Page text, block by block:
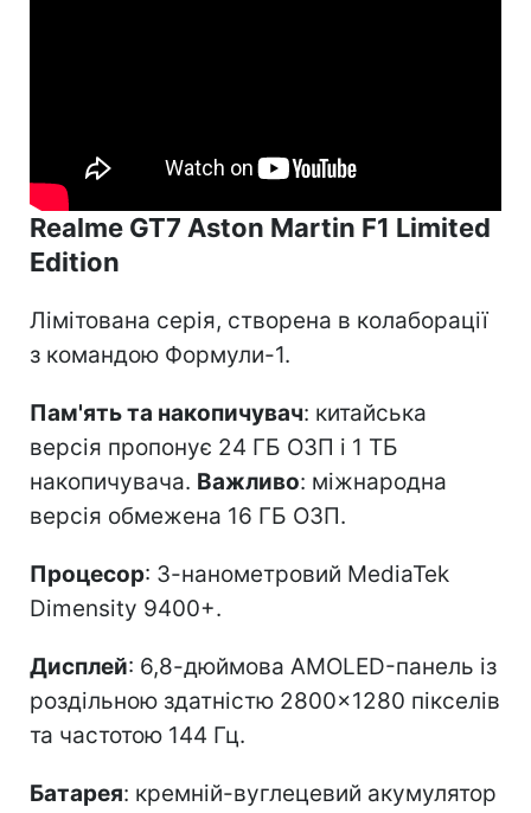
Realme GT7 Aston Martin F1 Limited
Edition
Лімітована серія, створена в колаборації
з командою Формули-1.
Пам'ять та накопичувач: китайська
версія пропонує 24 ГБ ОЗП і 1 ТБ
накопичувача. Важливо: міжнародна
версія обмежена 16 ГБ ОЗП.
Процесор: 3-нанометровий MediaTek
Dimensity 9400+.
Дисплей: 6,8-дюймова AMOLED-панель із
роздільною здатністю 2800×1280 пікселів
та частотою 144 Гц.
Батарея: кремній-вуглецевий акумулятор